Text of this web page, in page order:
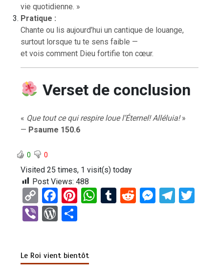
vie quotidienne. »
Pratique :
Chante ou lis aujourd’hui un cantique de louange,
surtout lorsque tu te sens faible —
et vois comment Dieu fortifie ton cœur.
Verset de conclusion
« Que tout ce qui respire loue l’Éternel! Alléluia!»
— Psaume 150.6
0 0
Visited 25 times, 1 visit(s) today
Post Views: 488
C
o
py
n
F
a
ce
o
Pi
t
W T
R
M T
Vi W
Pr g
Le Roi vient bientôt